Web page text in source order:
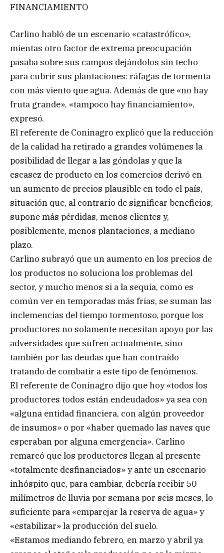
FINANCIAMIENTO
Carlino habló de un escenario «catastrófico»,
mientas otro factor de extrema preocupación
pasaba sobre sus campos dejándolos sin techo
para cubrir sus plantaciones: ráfagas de tormenta
con más viento que agua. Además de que «no hay
fruta grande», «tampoco hay financiamiento»,
expresó.
El referente de Coninagro explicó que la reducción
de la calidad ha retirado a grandes volúmenes la
posibilidad de llegar a las góndolas y que la
escasez de producto en los comercios derivó en
un aumento de precios plausible en todo el país,
situación que, al contrario de significar beneficios,
supone más pérdidas, menos clientes y,
posiblemente, menos plantaciones, a mediano
plazo.
Carlino subrayó que un aumento en los precios de
los productos no soluciona los problemas del
sector, y mucho menos si a la sequía, como es
común ver en temporadas más frías, se suman las
inclemencias del tiempo tormentoso, porque los
productores no solamente necesitan apoyo por las
adversidades que sufren actualmente, sino
también por las deudas que han contraído
tratando de combatir a este tipo de fenómenos.
El referente de Coninagro dijo que hoy «todos los
productores todos están endeudados» ya sea con
«alguna entidad financiera, con algún proveedor
de insumos» o por «haber quemado las naves que
esperaban por alguna emergencia». Carlino
remarcó que los productores llegan al presente
«totalmente desfinanciados» y ante un escenario
inhóspito que, para cambiar, debería recibir 50
milímetros de lluvia por semana por seis meses, lo
suficiente para «emparejar la reserva de agua» y
«estabilizar» la producción del suelo.
«Estamos mediando febrero, en marzo y abril ya